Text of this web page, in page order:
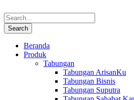
Beranda
Produk
Tabungan
Tabungan ArisanKu
Tabungan Bisnis
Tabungan Suputra